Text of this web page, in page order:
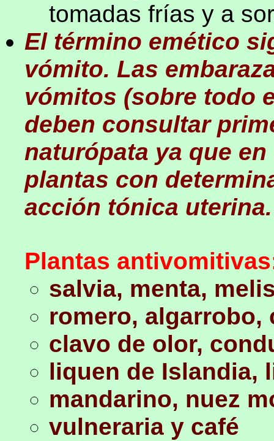
tomadas frías y a
El término emético
vómito. Las
vómitos (sobre todo
deben consultar
naturópata ya que
plantas con
acción tónica uterina.
Plantas
salvia, menta,
romero,
clavo de olor,
liquen de
mandarino, nuez
vulneraria y café